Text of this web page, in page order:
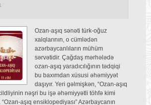
Ozan-aşıq sənəti türk-oğuz
xalqlarının, o cümlədən
azərbaycanlıların mühüm
sərvətidir. Çağdaş mərhələdə
ozan-aşıq yaradıcılığının tədqiqi
bu baxımdan xüsusi əhəmiyyət
daşıyır. Yeri gəlmişkən, “Ozan-aşıq
nəşri bu işə əhəmiyyətli töhfə kimi
aşıq ensiklopediyası” Azərbaycanın